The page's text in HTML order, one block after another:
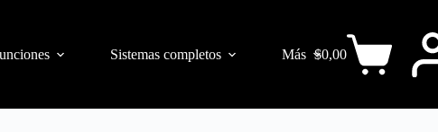
Sistemas completos Más $0,00